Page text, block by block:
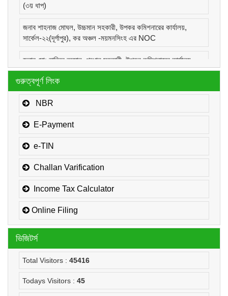
(৩য় ধাপ)
জনাব শাহনাজ মোঘল, উচ্চমান সহকারী, উপকর কমিশনারের কার্যালয়,
সার্কেল-২২(দূর্গাপুর), কর অঞ্চল -ময়মনসিংহ এর NOC
জনাব মোঃ হাবিবুর রহমান, প্রধান সহকারী, উপকর কমিশনারের কার্যালয়,
সার্কেল-১(কোম্পানীজ), কর অঞ্চল -ময়মনসিংহ এর NOC
জনাব মোঃ মোরাদুজ্জামান, সাঁট মুদ্রাক্ষরিক কাম-কম্পিউটার অপারেটর, উপকর
কমিশনারের কার্যালয়, সার্কেল-১(কোম্পানীজ), কর অঞ্চল -ময়মনসিংহ এর
গুরুত্বপূর্ণ লিংক
NBR
E-Payment
e-TIN
Challan Varification
Income Tax Calculator
Online Filing
ভিজিটর্স
Total Visitors : 45416
Todays Visitors : 45